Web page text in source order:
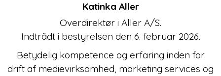
Katinka Aller
Overdirektør i Aller A/S.
Indtrådt i bestyrelsen den 6. februar 2026.
Betydelig kompetence og erfaring inden for
drift af medievirksomhed, marketing services og